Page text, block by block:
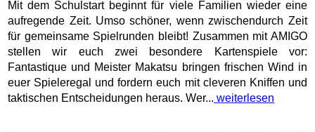
Mit dem Schulstart beginnt für viele Familien wieder eine
aufregende Zeit. Umso schöner, wenn zwischendurch Zeit
für gemeinsame Spielrunden bleibt! Zusammen mit AMIGO
stellen wir euch zwei besondere Kartenspiele vor:
Fantastique und Meister Makatsu bringen frischen Wind in
euer Spieleregal und fordern euch mit cleveren Kniffen und
taktischen Entscheidungen heraus. Wer... weiterlesen